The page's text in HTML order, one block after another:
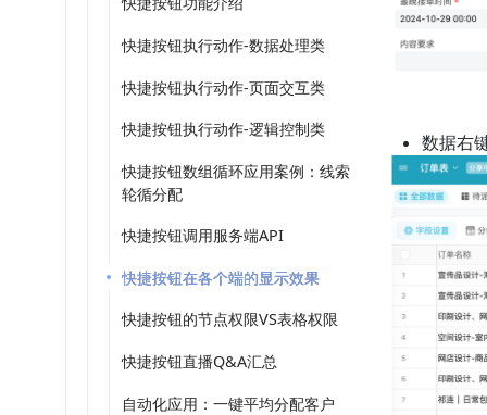
快捷按钮执行动作-数据处理类
快捷按钮执行动作-页面交互类
快捷按钮执行动作-逻辑控制类
快捷按钮数组循环应用案例：线索
轮循分配
快捷按钮调用服务端API
快捷按钮在各个端的显示效果
快捷按钮的节点权限VS表格权限
快捷按钮直播Q&A汇总
自动化应用：一键平均分配客户
数据右